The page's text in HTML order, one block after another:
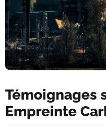
Témoignages
Empreinte